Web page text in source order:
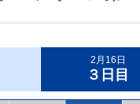
2月16日
３日目